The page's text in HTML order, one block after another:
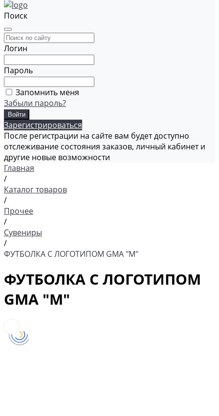
Поиск
Логин
Пароль
Запомнить меня
Забыли пароль?
Зарегистрироваться
После регистрации на сайте вам будет доступно
отслеживание состояния заказов, личный кабинет и
другие новые возможности
Главная
/
Каталог товаров
/
Прочее
/
Сувениры
/
ФУТБОЛКА С ЛОГОТИПОМ GMA "M"
ФУТБОЛКА С ЛОГОТИПОМ
GMA "M"